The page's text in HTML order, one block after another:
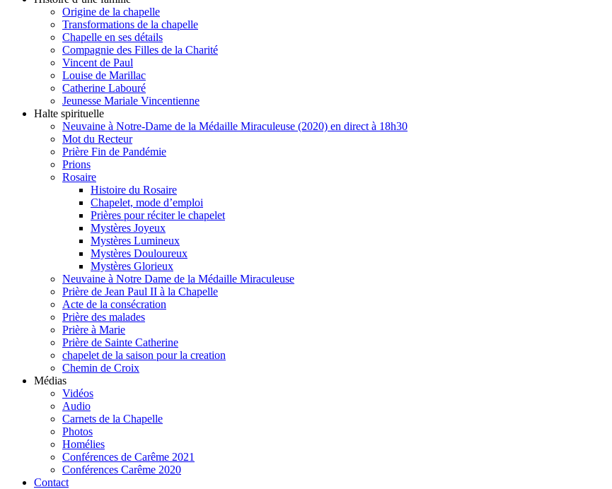
Origine de la chapelle
Transformations de la chapelle
Chapelle en ses détails
Compagnie des Filles de la Charité
Vincent de Paul
Louise de Marillac
Catherine Labouré
Jeunesse Mariale Vincentienne
Halte spirituelle
Neuvaine à Notre-Dame de la Médaille Miraculeuse (2020) en direct à 18h30
Mot du Recteur
Prière Fin de Pandémie
Prions
Rosaire
Histoire du Rosaire
Chapelet, mode d’emploi
Prières pour réciter le chapelet
Mystères Joyeux
Mystères Lumineux
Mystères Douloureux
Mystères Glorieux
Neuvaine à Notre Dame de la Médaille Miraculeuse
Prière de Jean Paul II à la Chapelle
Acte de la consécration
Prière des malades
Prière à Marie
Prière de Sainte Catherine
chapelet de la saison pour la creation
Chemin de Croix
Médias
Vidéos
Audio
Carnets de la Chapelle
Photos
Homélies
Conférences de Carême 2021
Conférences Carême 2020
Contact